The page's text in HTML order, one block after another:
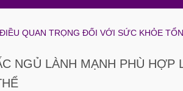
QUAN TRỌNG ĐỐI VỚI SỨC KHỎE
NGỦ LÀNH MẠNH PHÙ